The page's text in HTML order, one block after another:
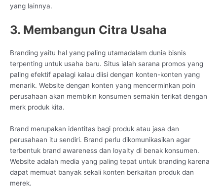
yang lainnya.
3. Membangun Citra Usaha
Branding yaitu hal yang paling utamadalam dunia bisnis
terpenting untuk usaha baru. Situs ialah sarana promos yang
paling efektif apalagi kalau diisi dengan konten-konten yang
menarik. Website dengan konten yang mencerminkan poin
perusahaan akan membikin konsumen semakin terikat dengan
merk produk kita.
Brand merupakan identitas bagi produk atau jasa dan
perusahaan itu sendiri. Brand perlu dikomunikasikan agar
terbentuk brand awareness dan loyalty di benak konsumen.
Website adalah media yang paling tepat untuk branding karena
dapat memuat banyak sekali konten berkaitan produk dan
merek.